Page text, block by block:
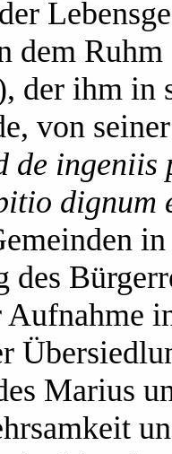
dem Ruhm
der ihm in
von
de ingeniis
dignum
des
Aufnahme
Marius